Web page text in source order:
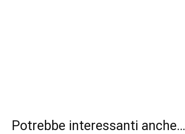
Potrebbe interessanti anche…